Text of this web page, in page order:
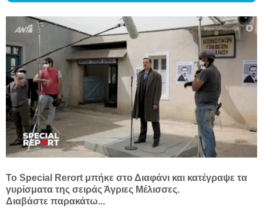
Το Special Rerort μπήκε στο Διαφάνι και κατέγραψε τα
γυρίσματα της σειράς Άγριες Μέλισσες.
Διαβάστε παρακάτω...